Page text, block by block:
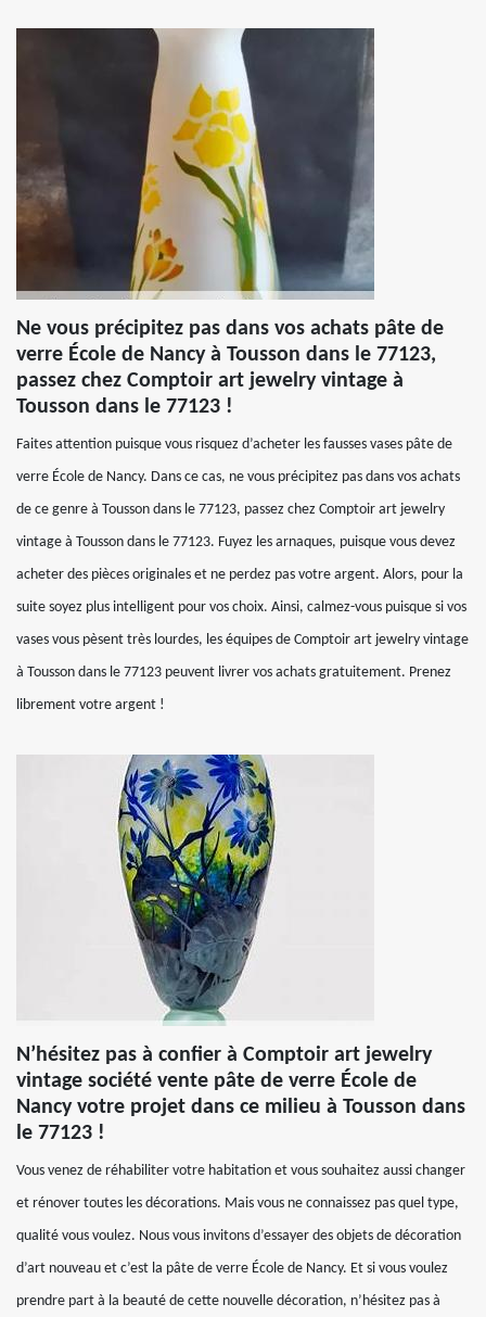
Ne vous précipitez pas dans vos achats pâte de
verre École de Nancy à Tousson dans le 77123,
passez chez Comptoir art jewelry vintage à
Tousson dans le 77123 !
Faites attention puisque vous risquez d’acheter les fausses vases pâte de
verre École de Nancy. Dans ce cas, ne vous précipitez pas dans vos achats
de ce genre à Tousson dans le 77123, passez chez Comptoir art jewelry
vintage à Tousson dans le 77123. Fuyez les arnaques, puisque vous devez
acheter des pièces originales et ne perdez pas votre argent. Alors, pour la
suite soyez plus intelligent pour vos choix. Ainsi, calmez-vous puisque si vos
vases vous pèsent très lourdes, les équipes de Comptoir art jewelry vintage
à Tousson dans le 77123 peuvent livrer vos achats gratuitement. Prenez
librement votre argent !
N’hésitez pas à confier à Comptoir art jewelry
vintage société vente pâte de verre École de
Nancy votre projet dans ce milieu à Tousson dans
le 77123 !
Vous venez de réhabiliter votre habitation et vous souhaitez aussi changer
et rénover toutes les décorations. Mais vous ne connaissez pas quel type,
qualité vous voulez. Nous vous invitons d’essayer des objets de décoration
d’art nouveau et c’est la pâte de verre École de Nancy. Et si vous voulez
prendre part à la beauté de cette nouvelle décoration, n’hésitez pas à